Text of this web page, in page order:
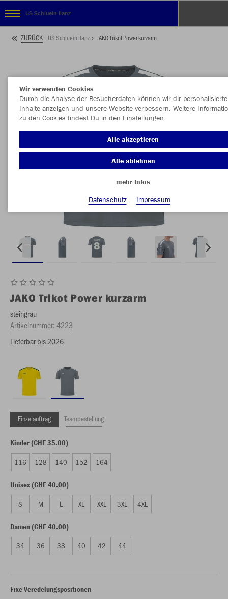
US Schluein Ilanz
ZURÜCK US Schluein Ilanz JAKO Trikot Power kurzarm
JAKO Trikot Power kurzarm
steingrau
Artikelnummer:4223
Lieferbar bis 2026
Einzelauftrag Teambestellung
Kinder (CHF 35.00)
116 128 140 152 164
Unisex (CHF 40.00)
S M L XL XXL 3XL 4XL
Damen (CHF 40.00)
34 36 38 40 42 44
Fixe Veredelungspositionen
Wir verwenden Cookies
Durch die Analyse der Besucherdaten können wir dir personalisierte
Inhalte anzeigen und unsere Website verbessern. Weitere
zu den Cookies findest Du in den Einstellungen.
Alle akzeptieren
Alle ablehnen
mehr Infos
Datenschutz
Impressum